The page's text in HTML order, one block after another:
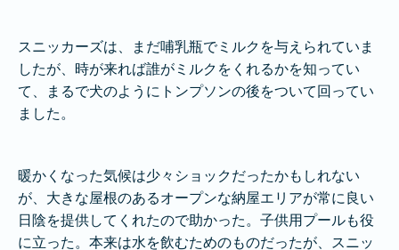
スニッカーズは、まだ哺乳瓶でミルクを与えられていま
したが、時が来れば誰がミルクをくれるかを知ってい
て、まるで犬のようにトンプソンの後をついて回ってい
ました。
暖かくなった気候は少々ショックだったかもしれない
が、大きな屋根のあるオープンな納屋エリアが常に良い
日陰を提供してくれたので助かった。子供用プールも役
に立った。本来は水を飲むためのものだったが、スニッ